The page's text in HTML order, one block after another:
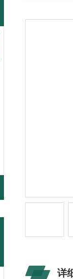
详